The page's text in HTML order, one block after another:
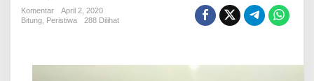
Secara
Madidir
Komentar
April 2, 2020
Bitung Peristiwa 288 Dilihat